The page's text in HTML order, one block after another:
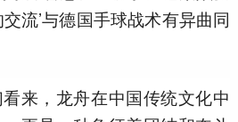
流’与德国手球战术有异曲同
来，龙舟在中国传统文化中